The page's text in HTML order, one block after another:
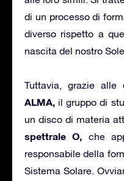
di un processo di
diverso rispetto a
nascita del nostro
Tuttavia, grazie alle
ALMA, il gruppo di
un disco di materia
spettrale O, che
responsabile della
Sistema Solare.